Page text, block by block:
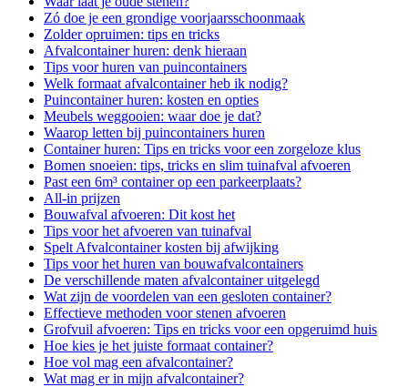
Zó doe je een grondige voorjaarsschoonmaak
Zolder opruimen: tips en tricks
Afvalcontainer huren: denk hieraan
Tips voor huren van puincontainers
Welk formaat afvalcontainer heb ik nodig?
Puincontainer huren: kosten en opties
Meubels weggooien: waar doe je dat?
Waarop letten bij puincontainers huren
Container huren: Tips en tricks voor een zorgeloze klus
Bomen snoeien: tips, tricks en slim tuinafval afvoeren
Past een 6m³ container op een parkeerplaats?
All-in prijzen
Bouwafval afvoeren: Dit kost het
Tips voor het afvoeren van tuinafval
Spelt Afvalcontainer kosten bij afwijking
Tips voor het huren van bouwafvalcontainers
De verschillende maten afvalcontainer uitgelegd
Wat zijn de voordelen van een gesloten container?
Effectieve methoden voor stenen afvoeren
Grofvuil afvoeren: Tips en tricks voor een opgeruimd huis
Hoe kies je het juiste formaat container?
Hoe vol mag een afvalcontainer?
Wat mag er in mijn afvalcontainer?